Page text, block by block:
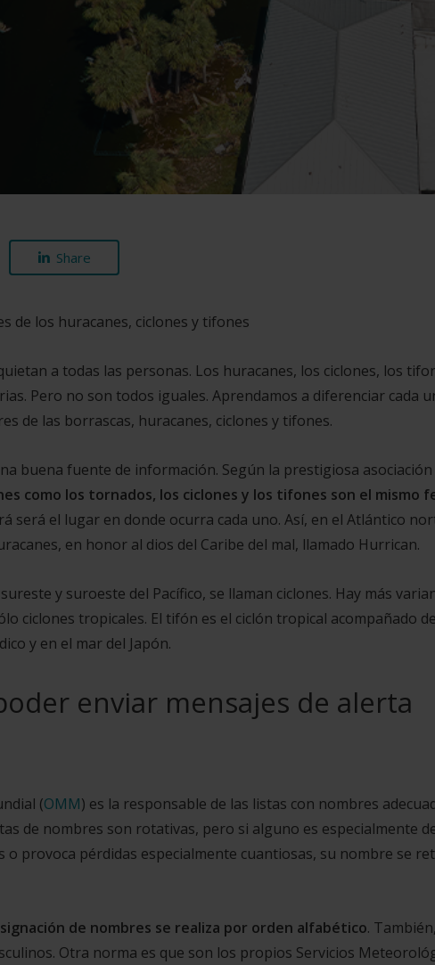
Share
de los huracanes, ciclones y tifones
a todas las personas. Los huracanes, los ciclones, los
Pero no son todos iguales. Aprendamos a diferenciar cada
de las borrascas, huracanes, ciclones y tifones.
buena fuente de información. Según la prestigiosa asociación
como los tornados, los ciclones y los tifones son el mismo
será el lugar en donde ocurra cada uno. Así, en el Atlántico
en honor al dios del Caribe del mal, llamado Hurrican.
y suroeste del Pacífico, se llaman ciclones. Hay más
ciclones tropicales. El tifón es el ciclón tropical acompañado
y en el mar del Japón.
enviar mensajes de alerta
(OMM) es la responsable de las listas con nombres
de nombres son rotativas, pero si alguno es especialmente
o provoca pérdidas especialmente cuantiosas, su nombre se
de nombres se realiza por orden alfabético.
Otra norma es que son los propios Servicios